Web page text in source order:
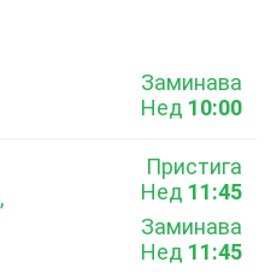
Заминава
Нед 10:00
,
Пристига
Нед 11:45
Заминава
Нед 11:45